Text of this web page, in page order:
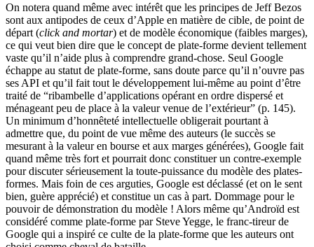
On notera quand même avec intérêt que les principes de Jeff Bezos
sont aux antipodes de ceux d’Apple en matière de cible, de point de
départ (click and mortar) et de modèle économique (faibles marges),
ce qui veut bien dire que le concept de plate-forme devient tellement
vaste qu’il n’aide plus à comprendre grand-chose. Seul Google
échappe au statut de plate-forme, sans doute parce qu’il n’ouvre pas
ses API et qu’il fait tout le développement lui-même au point d’être
traité de “ribambelle d’applications opérant en ordre dispersé et
ménageant peu de place à la valeur venue de l’extérieur” (p. 145).
Un minimum d’honnêteté intellectuelle obligerait pourtant à
admettre que, du point de vue même des auteurs (le succès se
mesurant à la valeur en bourse et aux marges générées), Google fait
quand même très fort et pourrait donc constituer un contre-exemple
pour discuter sérieusement la toute-puissance du modèle des plates-
formes. Mais foin de ces arguties, Google est déclassé (et on le sent
bien, guère apprécié) et constitue un cas à part. Dommage pour le
pouvoir de démonstration du modèle ! Alors même qu’Androïd est
considéré comme plate-forme par Steve Yegge, le franc-tireur de
Google qui a inspiré ce culte de la plate-forme que les auteurs ont